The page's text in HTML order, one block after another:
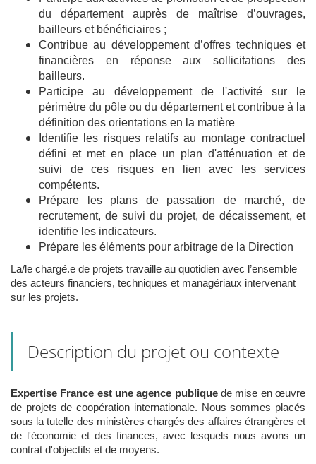
du département auprès de maîtrise d’ouvrages,
bailleurs et bénéficiaires ;
Contribue au développement d’offres techniques et
financières en réponse aux sollicitations des
bailleurs.
Participe au développement de l'activité sur le
périmètre du pôle ou du département et contribue à la
définition des orientations en la matière
Identifie les risques relatifs au montage contractuel
défini et met en place un plan d'atténuation et de
suivi de ces risques en lien avec les services
compétents.
Prépare les plans de passation de marché, de
recrutement, de suivi du projet, de décaissement, et
identifie les indicateurs.
Prépare les éléments pour arbitrage de la Direction
La/le chargé.e de projets travaille au quotidien avec l’ensemble
des acteurs financiers, techniques et managériaux intervenant
sur les projets.
Description du projet ou contexte
Expertise France est une agence publiquede mise en œuvre
de projets de coopération internationale. Nous sommes placés
sous la tutelle des ministères chargés des affaires étrangères et
de l'économie et des finances, avec lesquels nous avons un
contrat d'objectifs et de moyens.